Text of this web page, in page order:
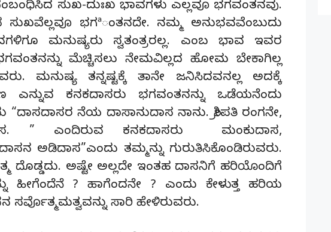
ಸುಖ-ದುಃಖ ಭಾವಗಳು ಎಲ್ಲವೂ ಭಗವಂತನವು.
ಸುಖವೆಲ್ಲವೂ ಭಗªಂತನದೇ. ನಮ್ಮ ಅನುಭವವೆಂಬುದು
ಮನುಷ್ಯರು ಸ್ವತಂತ್ರರಲ್ಲ. ಎಂಬ ಭಾವ ಇವರ
ಮೆಚ್ಚಿಸಲು ನೇಮವಿಲ್ಲದ ಹೋಮ ಬೇಕಾಗಿಲ್ಲ
ಮನುಷ್ಯ ತನ್ನಷ್ಟಕ್ಕೆ ತಾನೇ ಜನಿಸಿದವನಲ್ಲ ಅದಕ್ಕೆ
ಕನಕದಾಸರು ಭಗವಂತನನ್ನು ಒಡೆಯನೆಂದು
“ದಾಸದಾಸರ ನೆಯ ದಾಸಾನುದಾಸ ನಾನು. ಶ್ರೀಪತಿ ರಂಗನೇ,
” ಎಂದಿರುವ ಕನಕದಾಸರು ಮಂಕುದಾಸ,
ಅಡಿದಾಸ”ಎಂದು ತಮ್ಮನ್ನು ಗುರುತಿಸಿಕೊಂಡಿರುವರು.
ದೊಡ್ಡದು. ಅಷ್ಟೇ ಅಲ್ಲದೇ ಇಂತಹ ದಾಸನಿಗೆ ಹರಿಯೊಂದಿಗೆ
ಹೀಗೆಂದೆನೆ ? ಹಾಗೆಂದನೇ ? ಎಂದು ಕೇಳುತ್ತ ಹರಿಯ
ಸರ್ವೊತ್ಮಮತ್ವವನ್ನು ಸಾರಿ ಹೇಳಿರುವರು.